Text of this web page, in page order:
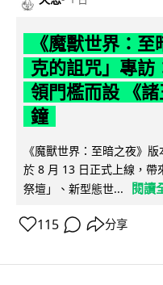
《魔獸世界：
克的詛咒」專訪
領門檻而設 《
鐘
《魔獸世界：至暗之夜》
於 8 月 13 日正式上線，帶
祭壇」、新型態世...
閱讀
115 分享